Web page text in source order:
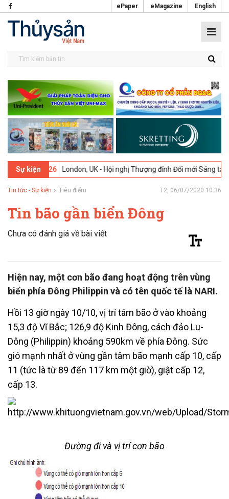
ePaper eMagazine English
Sự kiện
02-2026 London, UK - Hội nghị Thượng đỉnh Đổi mới Sáng tạo trong
Tin tức - Sự kiện Tiêu điểm T2, 06/07/2020 10:36
Tin bão gần biển Đông
Chưa có đánh giá về bài viết
Hiện nay, một cơn bão đang hoạt động trên vùng
biển phía Đông Philippin và có tên quốc tế là NARI.
Hồi 13 giờ ngày 10/10, vị trí tâm bão ở vào khoảng
15,3 độ Vĩ Bắc; 126,9 độ Kinh Đông, cách đảo Lu-
Dông (Philippin) khoảng 590km về phía Đông. Sức
gió mạnh nhất ở vùng gần tâm bão mạnh cấp 10, cấp
11 (tức là từ 89 đến 117 km một giờ), giật cấp 12,
cấp 13.
Đường đi và vị trí cơn bão